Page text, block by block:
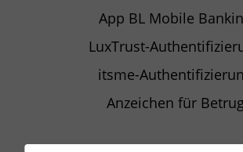
App BL Mobile
LuxTrust-
itsme-
Anzeichen für